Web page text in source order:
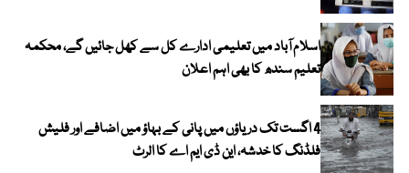
اسلام آباد میں تعلیمی ادارے کل سے کھل جائیں گے، محکمہ
تعلیم سندھ کا بھی اہم اعلان
4 اگست تک دریاؤں میں پانی کے بہاؤ میں اضافے اور فلیش
فلڈنگ کا خدشہ، این ڈی ایم اے کا الرٹ